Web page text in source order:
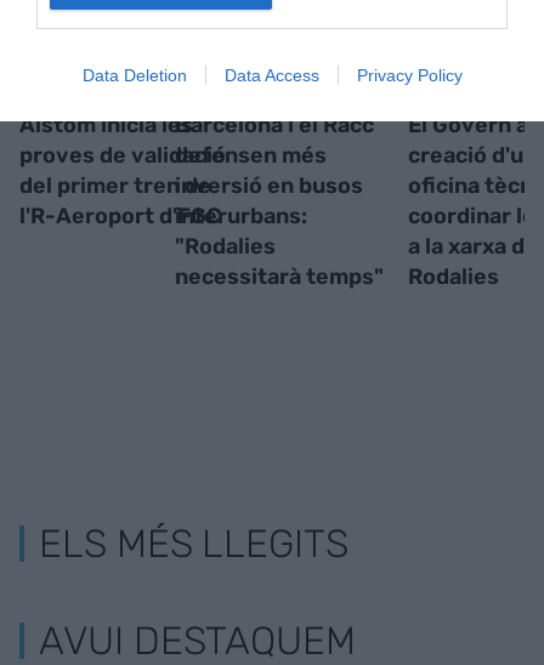
Data Deletion Data Access Privacy Policy
Alstom inicia les
proves de validació
del primer tren de
l'R-Aeroport d'FGC
Barcelona i el Racc
defensen més
inversió en busos
interurbans:
"Rodalies
necessitarà temps"
El Govern
creació
oficina
coordinar
a la xarxa de
Rodalies
ELS MÉS LLEGITS
AVUI DESTAQUEM